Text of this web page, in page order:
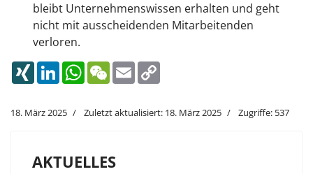
bleibt Unternehmenswissen erhalten und geht
nicht mit ausscheidenden Mitarbeitenden
verloren.
XINGLinkedInWhatsApp
WeChat
Email
18. März 2025 Zuletzt aktualisiert: 18. März 2025 Zugriffe: 537
AKTUELLES